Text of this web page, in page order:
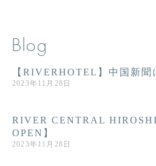
Blog
【RIVERHOTEL】中国新聞
2023年11月28日
RIVER CENTRAL
OPEN】
2023年11月28日